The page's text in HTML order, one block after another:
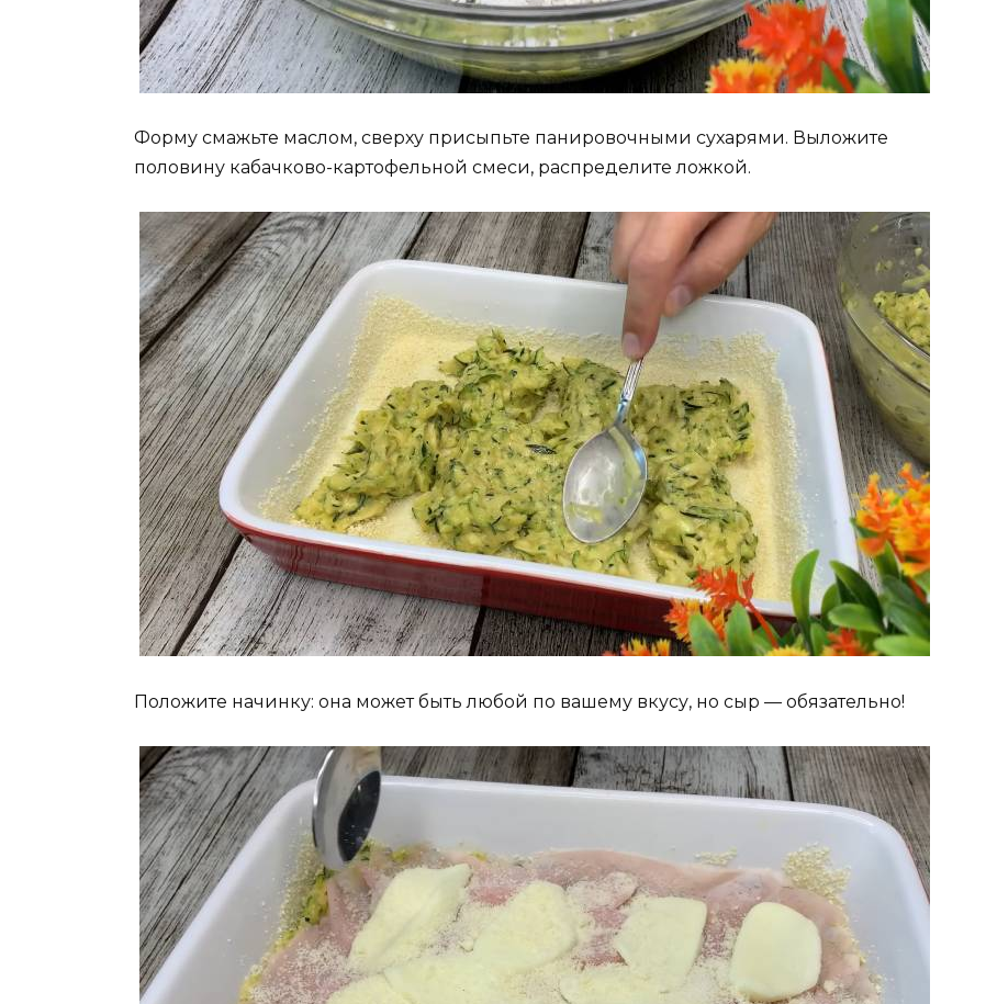
Форму смажьте маслом, сверху присыпьте панировочными сухарями. Выложите
половину кабачково-картофельной смеси, распределите ложкой.
Положите начинку: она может быть любой по вашему вкусу, но сыр — обязательно!